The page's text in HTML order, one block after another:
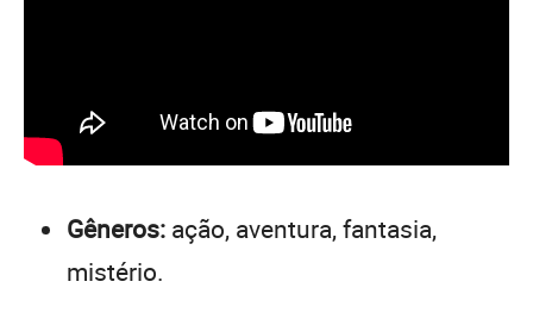
Gêneros: ação, aventura, fantasia,
mistério.